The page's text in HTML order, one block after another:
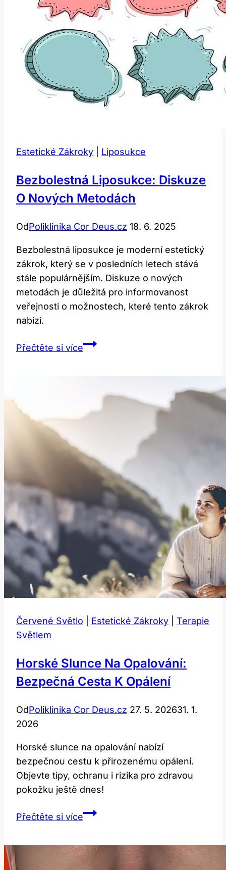
Estetické Zákroky Liposukce
Bezbolestná Liposukce: Diskuze
O Nových Metodách
OdPoliklinika Cor Deus.cz 18. 6. 2025
Bezbolestná liposukce je moderní estetický
zákrok, který se v posledních letech stává
stále populárnějším. Diskuze o nových
metodách je důležitá pro informovanost
veřejnosti o možnostech, které tento zákrok
nabízí.
Přečtěte si víceBezbolestná
Nových
Metodách
Červené Světlo Estetické Zákroky
Terapie
Světlem
Horské Slunce Na Opalování:
Bezpečná Cesta K Opálení
OdPoliklinika Cor Deus.cz 27. 5. 202631. 1.
2026
Horské slunce na opalování nabízí
bezpečnou cestu k přirozenému opálení.
Objevte tipy, ochranu i rizika pro zdravou
pokožku ještě dnes!
Přečtěte si víceHorské
Opalování: